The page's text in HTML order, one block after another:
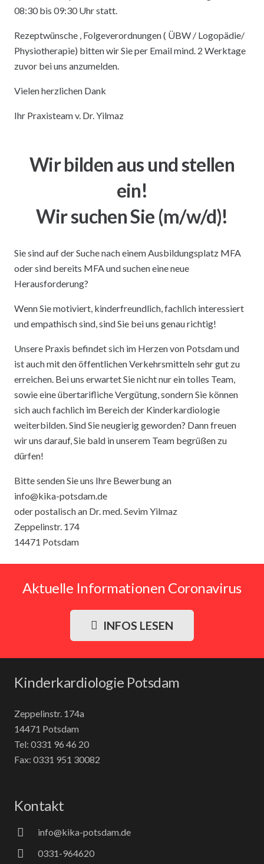
08:30 bis 09:30 Uhr statt.
Rezeptwünsche , Folgeverordnungen ( ÜBW / Logopädie/
Physiotherapie) bitten wir Sie per Email mind. 2 Werktage
zuvor bei uns anzumelden.
Vielen herzlichen Dank
Ihr Praxisteam v. Dr. Yilmaz
Wir bilden aus und stellen
ein!
Wir suchen Sie (m/w/d)!
Sie sind auf der Suche nach einem Ausbildungsplatz MFA
oder sind bereits MFA und suchen eine neue
Herausforderung?
Wenn Sie motiviert, kinderfreundlich, fachlich interessiert
und empathisch sind, sind Sie bei uns genau richtig!
Unsere Praxis befindet sich im Herzen von Potsdam und
ist auch mit den öffentlichen Verkehrsmitteln sehr gut zu
erreichen. Bei uns erwartet Sie nicht nur ein tolles Team,
sowie eine übertarifliche Vergütung, sondern Sie können
sich auch fachlich im Bereich der Kinderkardiologie
weiterbilden. Sind Sie neugierig geworden? Dann freuen
wir uns darauf, Sie bald in unserem Team begrüßen zu
dürfen!
Bitte senden Sie uns Ihre Bewerbung an
info@kika-potsdam.de
oder postalisch an Dr. med. Sevim Yilmaz
Zeppelinstr. 174
14471 Potsdam
Aktuelle Informationen Coronavirus
INFOS LESEN
Kinderkardiologie Potsdam
Zeppelinstr. 174a
14471 Potsdam
Tel: 0331 96 46 20
Fax: 0331 951 30082
Kontakt
info@kika-potsdam.de
0331-964620